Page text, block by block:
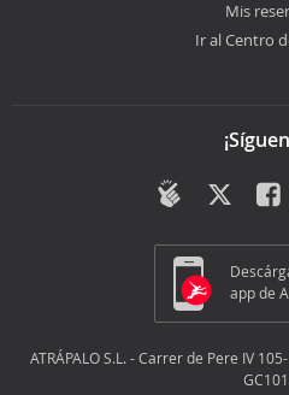
Mis
Ir al Centro
app de
ATRÁPALO S.L. - Carrer de Pere IV